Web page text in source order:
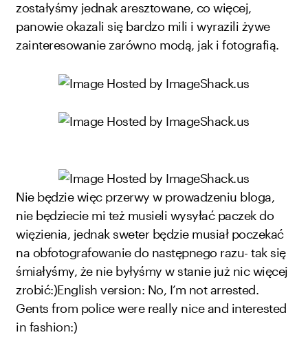
zostałyśmy jednak aresztowane, co więcej,
panowie okazali się bardzo mili i wyrazili żywe
zainteresowanie zarówno modą, jak i fotografią.
Nie będzie więc przerwy w prowadzeniu bloga,
nie będziecie mi też musieli wysyłać paczek do
więzienia, jednak sweter będzie musiał poczekać
na obfotografowanie do następnego razu- tak się
śmiałyśmy, że nie byłyśmy w stanie już nic więcej
zrobić:)English version: No, I’m not arrested.
Gents from police were really nice and interested
in fashion:)